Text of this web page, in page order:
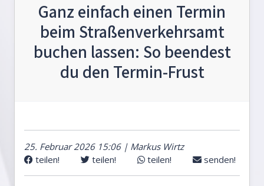
Ganz einfach einen Termin
beim Straßenverkehrsamt
buchen lassen: So beendest
du den Termin-Frust
25. Februar 2026 15:06 | Markus Wirtz
teilen!
teilen! teilen! senden!